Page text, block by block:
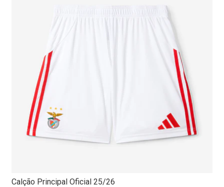
Calção Principal Oficial 25/26